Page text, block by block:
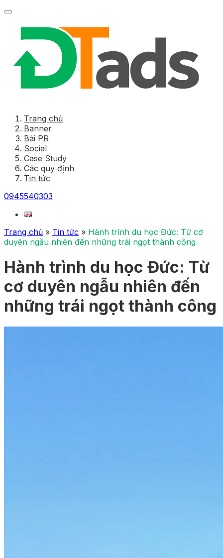
Trang chủ
Banner
Bài PR
Social
Case Study
Các quy định
Tin tức
0945540303
Trang chủ » Tin tức » Hành trình du học Đức: Từ cơ
duyên ngẫu nhiên đến những trái ngọt thành công
Hành trình du học Đức: Từ
cơ duyên ngẫu nhiên đến
những trái ngọt thành công